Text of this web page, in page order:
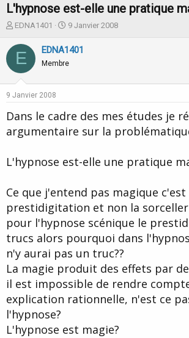
L'hypnose est-elle une pratique
I
i
t
u
d
a
i
c
u
s
i
o
EDNA1401
D
t
d
b
t
9 Janvier 2008
E EDNA1401
Membre
9 Janvier 2008
Dans le cadre des mes études je
argumentaire sur la
L'hypnose est-elle une pratique
Ce que j'entend pas magique c'est
prestidigitation et non la
pour l'hypnose scénique le
trucs alors pourquoi dans
n'y aurai pas un truc??
La magie produit des effets par
il est impossible de rendre
explication rationnelle, n'est ce
l'hypnose?
L'hypnose est magie?